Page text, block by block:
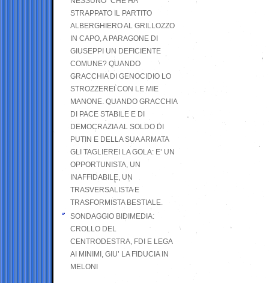
STRAPPATO IL PARTITO
ALBERGHIERO AL GRILLOZZO
IN CAPO, A PARAGONE DI
GIUSEPPI UN DEFICIENTE
COMUNE? QUANDO
GRACCHIA DI GENOCIDIO LO
STROZZEREI CON LE MIE
MANONE. QUANDO GRACCHIA
DI PACE STABILE E DI
DEMOCRAZIA AL SOLDO DI
PUTIN E DELLA SUA ARMATA
GLI TAGLIEREI LA GOLA: E’ UN
OPPORTUNISTA, UN
INAFFIDABILE, UN
TRASVERSALISTA E
TRASFORMISTA BESTIALE.
SONDAGGIO BIDIMEDIA:
CROLLO DEL
CENTRODESTRA, FDI E LEGA
AI MINIMI, GIU’ LA FIDUCIA IN
MELONI